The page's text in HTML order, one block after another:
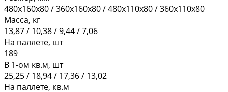
480х160х80 / 360х160х80 / 480х110х80 / 360х110х80
Масса, кг
13,87 / 10,38 / 9,44 / 7,06
На паллете, шт
189
В 1-ом кв.м, шт
25,25 / 18,94 / 17,36 / 13,02
На паллете, кв.м